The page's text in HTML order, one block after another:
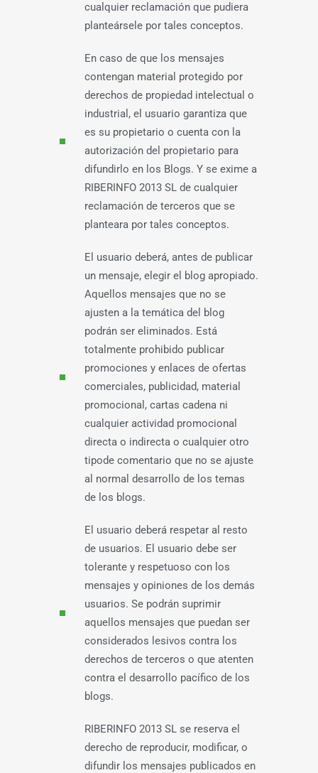
cualquier reclamación que pudiera
planteársele por tales conceptos.
En caso de que los mensajes
contengan material protegido por
derechos de propiedad intelectual o
industrial, el usuario garantiza que
es su propietario o cuenta con la
autorización del propietario para
difundirlo en los Blogs. Y se exime a
RIBERINFO 2013 SL de cualquier
reclamación de terceros que se
planteara por tales conceptos.
El usuario deberá, antes de publicar
un mensaje, elegir el blog apropiado.
Aquellos mensajes que no se
ajusten a la temática del blog
podrán ser eliminados. Está
totalmente prohibido publicar
promociones y enlaces de ofertas
comerciales, publicidad, material
promocional, cartas cadena ni
cualquier actividad promocional
directa o indirecta o cualquier otro
tipode comentario que no se ajuste
al normal desarrollo de los temas
de los blogs.
El usuario deberá respetar al resto
de usuarios. El usuario debe ser
tolerante y respetuoso con los
mensajes y opiniones de los demás
usuarios. Se podrán suprimir
aquellos mensajes que puedan ser
considerados lesivos contra los
derechos de terceros o que atenten
contra el desarrollo pacífico de los
blogs.
RIBERINFO 2013 SL se reserva el
derecho de reproducir, modificar, o
difundir los mensajes publicados en